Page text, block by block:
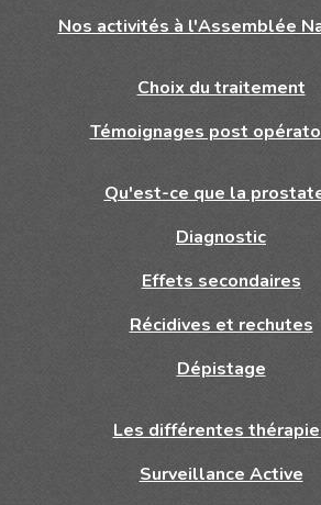
Nos activités à l'Assemblée
Choix du traitement
Témoignages post
Qu'est-ce que la
Diagnostic
Effets secondaires
Récidives et rechutes
Dépistage
Les différentes
Surveillance Active